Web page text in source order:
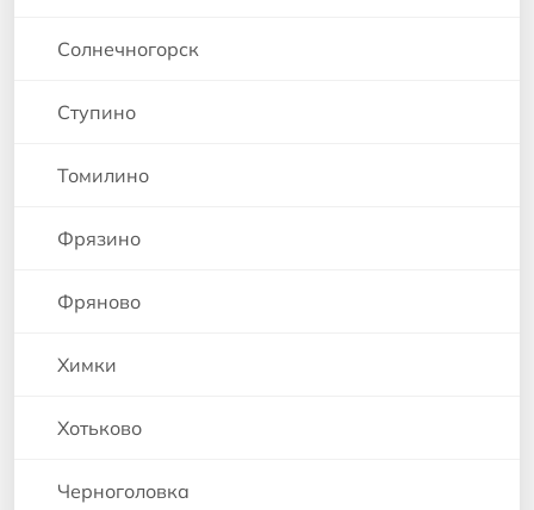
Солнечногорск
Ступино
Томилино
Фрязино
Фряново
Химки
Хотьково
Черноголовка